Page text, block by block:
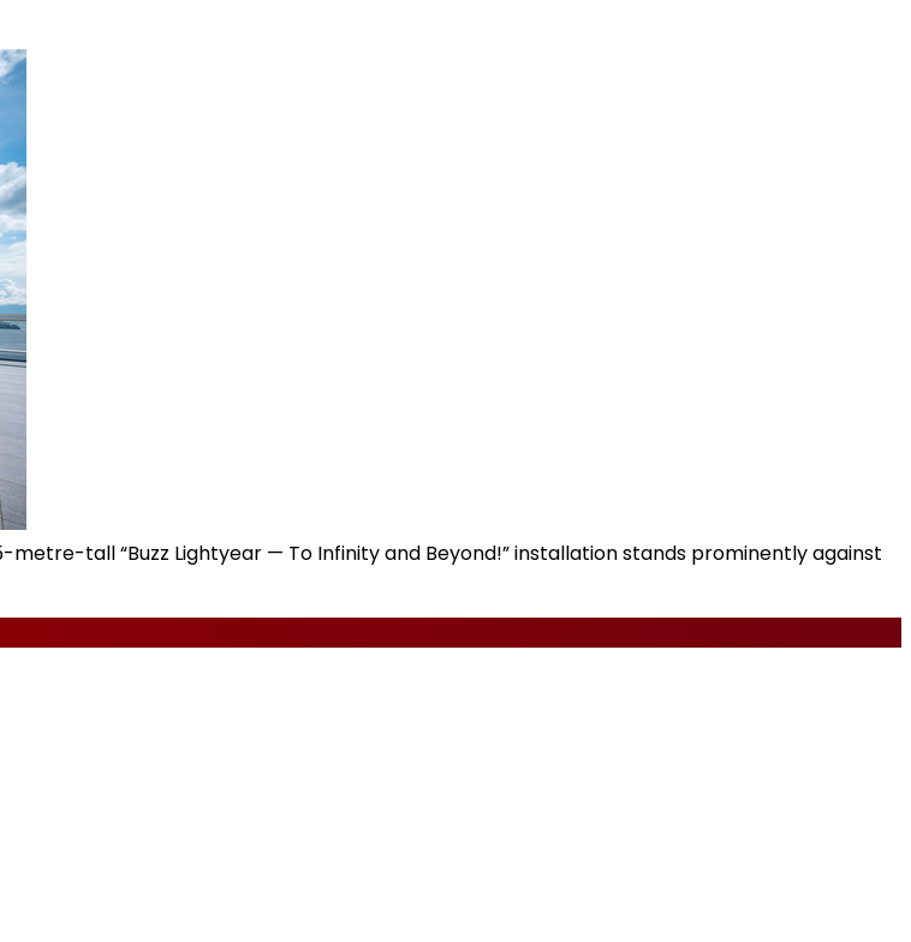
tall “Buzz Lightyear — To Infinity and Beyond!” installation stands prominently against